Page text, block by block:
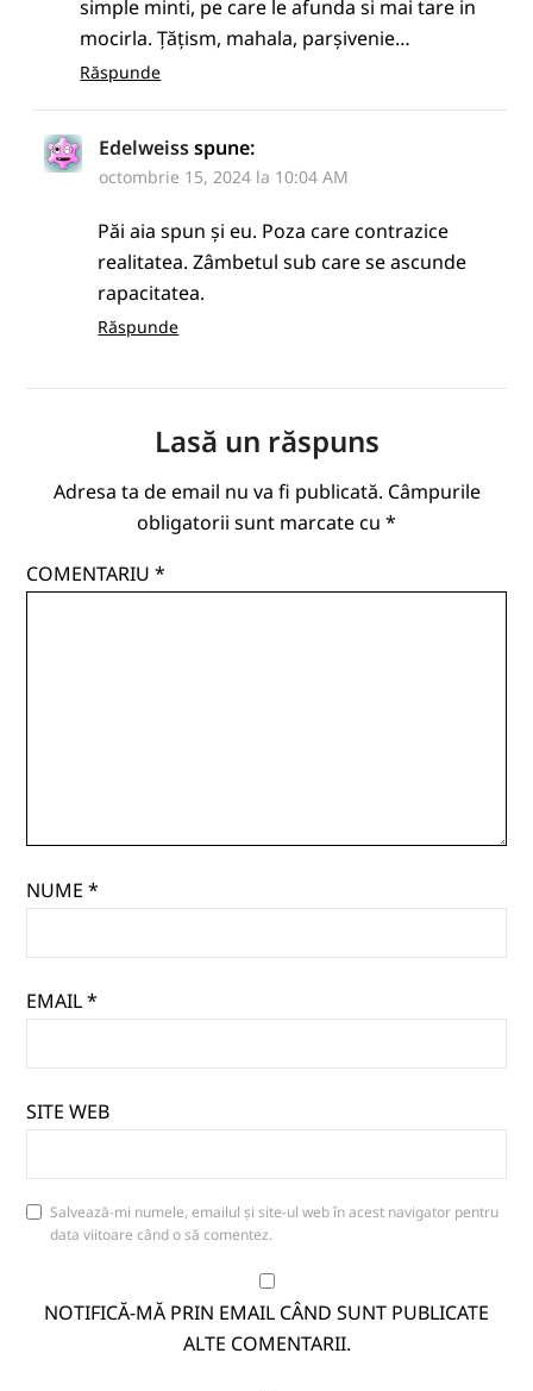
simple minti, pe care le afunda si mai tare in
mocirla. Țățism, mahala, parşivenie…
Răspunde
Edelweiss spune:
octombrie 15, 2024 la 10:04 AM
Păi aia spun și eu. Poza care contrazice
realitatea. Zâmbetul sub care se ascunde
rapacitatea.
Răspunde
Lasă un răspuns
Adresa ta de email nu va fi publicată. Câmpurile
obligatorii sunt marcate cu *
COMENTARIU*
NUME*
EMAIL*
SITE WEB
Salvează-mi numele, emailul și site-ul web în acest navigator pentru
data viitoare când o să comentez.
NOTIFICĂ-MĂ PRIN EMAIL CÂND SUNT PUBLICATE
ALTE COMENTARII.